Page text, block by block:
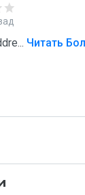
... Читать